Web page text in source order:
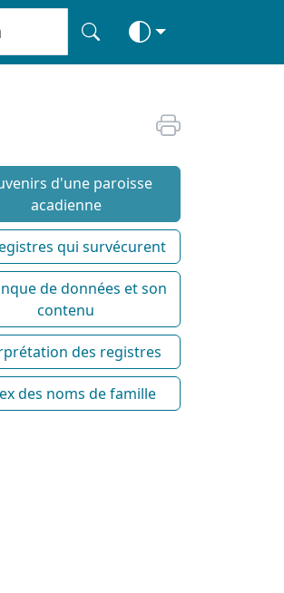
d'une paroisse
acadienne
qui survécurent
de données et son
contenu
des registres
des noms de famille